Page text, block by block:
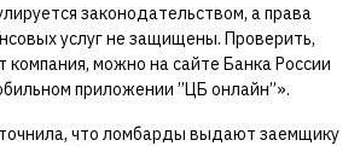
законодательством, а права
услуг не защищены. Проверить,
компания, можно на сайте Банка России
приложении ’’ЦБ онлайн’’».
что ломбарды выдают заемщику